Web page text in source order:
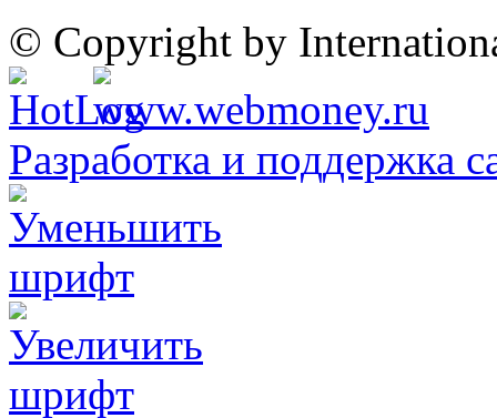
© Copyright by
Разработка и поддержка